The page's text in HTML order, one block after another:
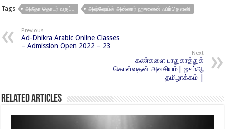
Tags அகீதா தொடர் வகுப்பு அஷ்ஷேய்க் அன்ஸார் ஹுஸைன் ஃபிர்தௌஸி
Previous
Ad-Dhikra Arabic Online Classes
– Admission Open 2022 – 23
Next
கண்களை பாதுகாத்துக்
கொள்வதன் அவசியம்| ஜும்ஆ
தமிழாக்கம் |
Related Articles